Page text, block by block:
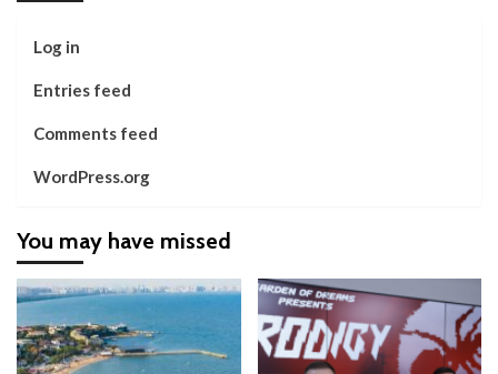
Log in
Entries feed
Comments feed
WordPress.org
You may have missed